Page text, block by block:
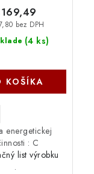
(4 ks)
bez DPH
KOŠÍKA
energetickej
: C
list výrobku
.